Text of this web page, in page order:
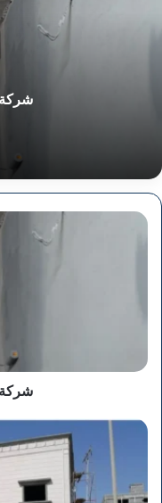
شركة
شركة
في